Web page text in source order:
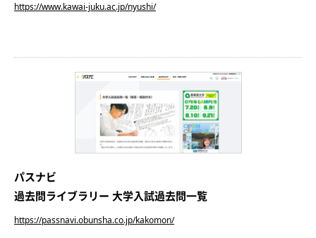
https://www.kawai-juku.ac.jp/nyushi/
パスナビ
過去問ライブラリー 大学入試過去問一覧
https://passnavi.obunsha.co.jp/kakomon/